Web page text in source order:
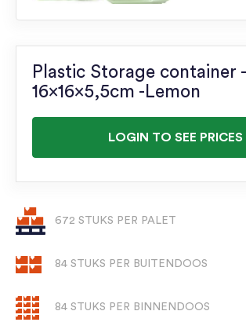
Plastic Storage container
16x16x5,5cm -Lemon
LOGIN TO SEE PRICES
672 STUKS PER PALET
84 STUKS PER BUITENDOOS
84 STUKS PER BINNENDOOS